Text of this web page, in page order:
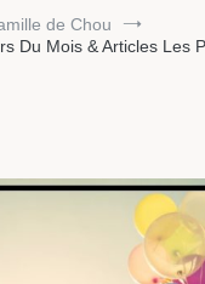
de Chou
Du Mois & Articles Les